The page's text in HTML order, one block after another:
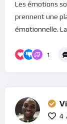
Les émotions
prennent une
émotionnelle. La
1
4